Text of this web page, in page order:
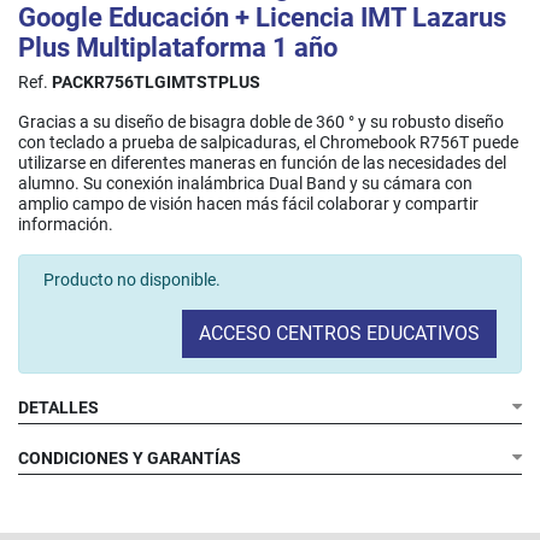
Google Educación + Licencia IMT Lazarus
Plus Multiplataforma 1 año
Ref. PACKR756TLGIMTSTPLUS
Gracias a su diseño de bisagra doble de 360 ° y su robusto diseño
con teclado a prueba de salpicaduras, el Chromebook R756T puede
utilizarse en diferentes maneras en función de las necesidades del
alumno. Su conexión inalámbrica Dual Band y su cámara con
amplio campo de visión hacen más fácil colaborar y compartir
información.​
Producto no disponible.
ACCESO CENTROS EDUCATIVOS
DETALLES
CONDICIONES Y GARANTÍAS